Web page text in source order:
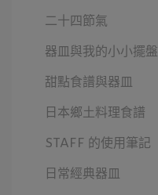
二十四節氣
器皿與我的小小擺盤
甜點食譜與器皿
日本鄉土料理食譜
STAFF 的使用筆記
日常經典器皿